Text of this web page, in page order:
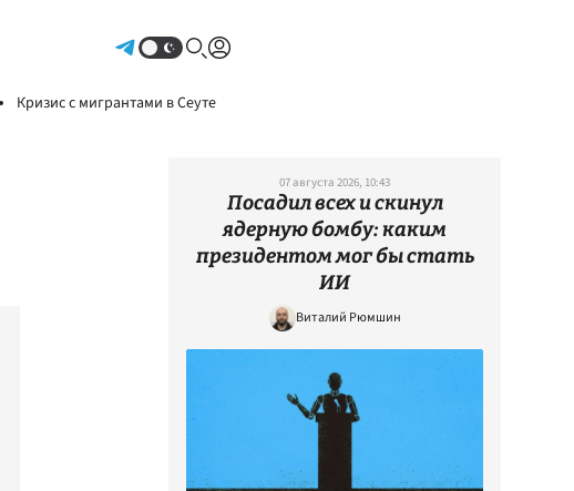
Кризис с мигрантами в Сеуте
07 августа 2026, 10:43
Посадил всех и скинул
ядерную бомбу: каким
президентом мог бы стать
ИИ
Виталий Рюмшин